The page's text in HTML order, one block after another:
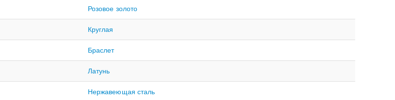
Розовое золото
Круглая
Браслет
Латунь
Нержавеющая сталь